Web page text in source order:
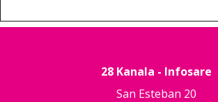
28 Kanala - Infosare
San Esteban 20